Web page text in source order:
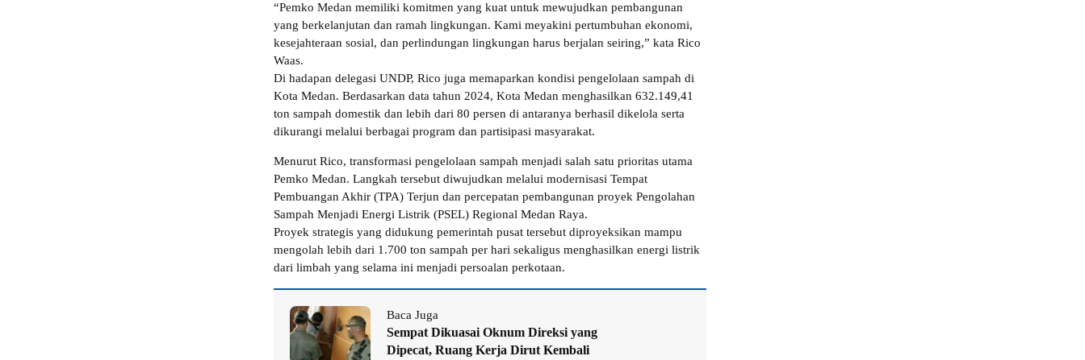
“Pemko Medan memiliki komitmen yang kuat untuk mewujudkan pembangunan
yang berkelanjutan dan ramah lingkungan. Kami meyakini pertumbuhan ekonomi,
kesejahteraan sosial, dan perlindungan lingkungan harus berjalan seiring,” kata Rico
Waas.
Di hadapan delegasi UNDP, Rico juga memaparkan kondisi pengelolaan sampah di
Kota Medan. Berdasarkan data tahun 2024, Kota Medan menghasilkan 632.149,41
ton sampah domestik dan lebih dari 80 persen di antaranya berhasil dikelola serta
dikurangi melalui berbagai program dan partisipasi masyarakat.
Menurut Rico, transformasi pengelolaan sampah menjadi salah satu prioritas utama
Pemko Medan. Langkah tersebut diwujudkan melalui modernisasi Tempat
Pembuangan Akhir (TPA) Terjun dan percepatan pembangunan proyek Pengolahan
Sampah Menjadi Energi Listrik (PSEL) Regional Medan Raya.
Proyek strategis yang didukung pemerintah pusat tersebut diproyeksikan mampu
mengolah lebih dari 1.700 ton sampah per hari sekaligus menghasilkan energi listrik
dari limbah yang selama ini menjadi persoalan perkotaan.
Baca Juga
Sempat Dikuasai Oknum Direksi yang
Dipecat, Ruang Kerja Dirut Kembali